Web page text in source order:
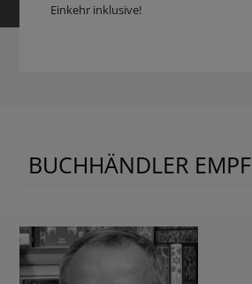
Einkehr inklusive!
BUCHHÄNDLER